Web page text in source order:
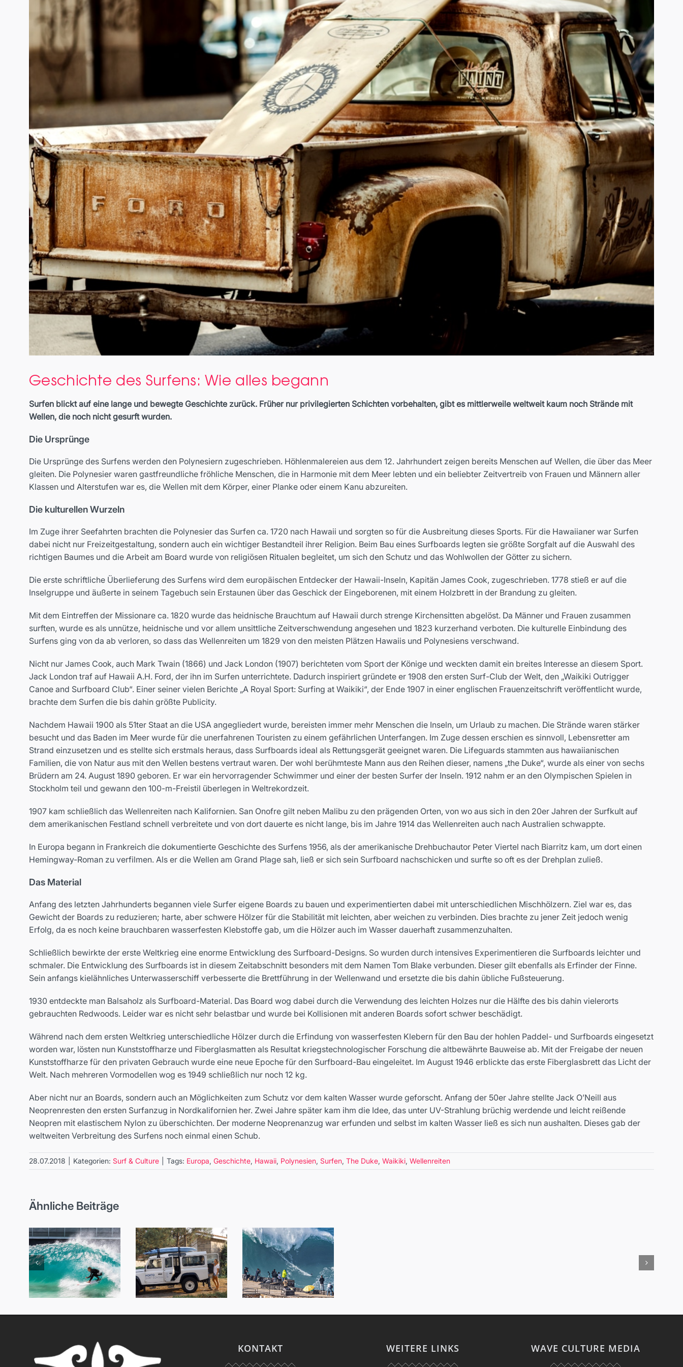
Geschichte des Surfens: Wie alles begann
Surfen blickt auf eine lange und bewegte Geschichte zurück. Früher nur privilegierten Schichten vorbehalten, gibt es mittlerweile weltweit kaum noch Strände mit
Wellen, die noch nicht gesurft wurden.
Die Ursprünge
Die Ursprünge des Surfens werden den Polynesiern zugeschrieben. Höhlenmalereien aus dem 12. Jahrhundert zeigen bereits Menschen auf Wellen, die über das Meer
gleiten. Die Polynesier waren gastfreundliche fröhliche Menschen, die in Harmonie mit dem Meer lebten und ein beliebter Zeitvertreib von Frauen und Männern aller
Klassen und Alterstufen war es, die Wellen mit dem Körper, einer Planke oder einem Kanu abzureiten.
Die kulturellen Wurzeln
Im Zuge ihrer Seefahrten brachten die Polynesier das Surfen ca. 1720 nach Hawaii und sorgten so für die Ausbreitung dieses Sports. Für die Hawaiianer war Surfen
dabei nicht nur Freizeitgestaltung, sondern auch ein wichtiger Bestandteil ihrer Religion. Beim Bau eines Surfboards legten sie größte Sorgfalt auf die Auswahl des
richtigen Baumes und die Arbeit am Board wurde von religiösen Ritualen begleitet, um sich den Schutz und das Wohlwollen der Götter zu sichern.
Die erste schriftliche Überlieferung des Surfens wird dem europäischen Entdecker der Hawaii-Inseln, Kapitän James Cook, zugeschrieben. 1778 stieß er auf die
Inselgruppe und äußerte in seinem Tagebuch sein Erstaunen über das Geschick der Eingeborenen, mit einem Holzbrett in der Brandung zu gleiten.
Mit dem Eintreffen der Missionare ca. 1820 wurde das heidnische Brauchtum auf Hawaii durch strenge Kirchensitten abgelöst. Da Männer und Frauen zusammen
surften, wurde es als unnütze, heidnische und vor allem unsittliche Zeitverschwendung angesehen und 1823 kurzerhand verboten. Die kulturelle Einbindung des
Surfens ging von da ab verloren, so dass das Wellenreiten um 1829 von den meisten Plätzen Hawaiis und Polynesiens verschwand.
Nicht nur James Cook, auch Mark Twain (1866) und Jack London (1907) berichteten vom Sport der Könige und weckten damit ein breites Interesse an diesem Sport.
Jack London traf auf Hawaii A.H. Ford, der ihn im Surfen unterrichtete. Dadurch inspiriert gründete er 1908 den ersten Surf-Club der Welt, den „Waikiki Outrigger
Canoe and Surfboard Club“. Einer seiner vielen Berichte „A Royal Sport: Surfing at Waikiki“, der Ende 1907 in einer englischen Frauenzeitschrift veröffentlicht wurde,
brachte dem Surfen die bis dahin größte Publicity.
Nachdem Hawaii 1900 als 51ter Staat an die USA angegliedert wurde, bereisten immer mehr Menschen die Inseln, um Urlaub zu machen. Die Strände waren stärker
besucht und das Baden im Meer wurde für die unerfahrenen Touristen zu einem gefährlichen Unterfangen. Im Zuge dessen erschien es sinnvoll, Lebensretter am
Strand einzusetzen und es stellte sich erstmals heraus, dass Surfboards ideal als Rettungsgerät geeignet waren. Die Lifeguards stammten aus hawaiianischen
Familien, die von Natur aus mit den Wellen bestens vertraut waren. Der wohl berühmteste Mann aus den Reihen dieser, namens „the Duke“, wurde als einer von sechs
Brüdern am 24. August 1890 geboren. Er war ein hervorragender Schwimmer und einer der besten Surfer der Inseln. 1912 nahm er an den Olympischen Spielen in
Stockholm teil und gewann den 100-m-Freistil überlegen in Weltrekordzeit.
1907 kam schließlich das Wellenreiten nach Kalifornien. San Onofre gilt neben Malibu zu den prägenden Orten, von wo aus sich in den 20er Jahren der Surfkult auf
dem amerikanischen Festland schnell verbreitete und von dort dauerte es nicht lange, bis im Jahre 1914 das Wellenreiten auch nach Australien schwappte.
In Europa begann in Frankreich die dokumentierte Geschichte des Surfens 1956, als der amerikanische Drehbuchautor Peter Viertel nach Biarritz kam, um dort einen
Hemingway-Roman zu verfilmen. Als er die Wellen am Grand Plage sah, ließ er sich sein Surfboard nachschicken und surfte so oft es der Drehplan zuließ.
Das Material
Anfang des letzten Jahrhunderts begannen viele Surfer eigene Boards zu bauen und experimentierten dabei mit unterschiedlichen Mischhölzern. Ziel war es, das
Gewicht der Boards zu reduzieren; harte, aber schwere Hölzer für die Stabilität mit leichten, aber weichen zu verbinden. Dies brachte zu jener Zeit jedoch wenig
Erfolg, da es noch keine brauchbaren wasserfesten Klebstoffe gab, um die Hölzer auch im Wasser dauerhaft zusammenzuhalten.
Schließlich bewirkte der erste Weltkrieg eine enorme Entwicklung des Surfboard-Designs. So wurden durch intensives Experimentieren die Surfboards leichter und
schmaler. Die Entwicklung des Surfboards ist in diesem Zeitabschnitt besonders mit dem Namen Tom Blake verbunden. Dieser gilt ebenfalls als Erfinder der Finne.
Sein anfangs kielähnliches Unterwasserschiff verbesserte die Brettführung in der Wellenwand und ersetzte die bis dahin übliche Fußsteuerung.
1930 entdeckte man Balsaholz als Surfboard-Material. Das Board wog dabei durch die Verwendung des leichten Holzes nur die Hälfte des bis dahin vielerorts
gebrauchten Redwoods. Leider war es nicht sehr belastbar und wurde bei Kollisionen mit anderen Boards sofort schwer beschädigt.
Während nach dem ersten Weltkrieg unterschiedliche Hölzer durch die Erfindung von wasserfesten Klebern für den Bau der hohlen Paddel- und Surfboards eingesetzt
worden war, lösten nun Kunststoffharze und Fiberglasmatten als Resultat kriegstechnologischer Forschung die altbewährte Bauweise ab. Mit der Freigabe der neuen
Kunststoffharze für den privaten Gebrauch wurde eine neue Epoche für den Surfboard-Bau eingeleitet. Im August 1946 erblickte das erste Fiberglasbrett das Licht der
Welt. Nach mehreren Vormodellen wog es 1949 schließlich nur noch 12 kg.
Aber nicht nur an Boards, sondern auch an Möglichkeiten zum Schutz vor dem kalten Wasser wurde geforscht. Anfang der 50er Jahre stellte Jack O’Neill aus
Neoprenresten den ersten Surfanzug in Nordkalifornien her. Zwei Jahre später kam ihm die Idee, das unter UV-Strahlung brüchig werdende und leicht reißende
Neopren mit elastischem Nylon zu überschichten. Der moderne Neoprenanzug war erfunden und selbst im kalten Wasser ließ es sich nun aushalten. Dieses gab der
weltweiten Verbreitung des Surfens noch einmal einen Schub.
28.07.2018 Kategorien: Surf & Culture Tags: Europa, Geschichte, Hawaii, Polynesien, Surfen, The Duke, Waikiki, Wellenreiten
Ähnliche Beiträge
Wavepools
und Surfparks
Sorgenfreier
alleinreisende
Surfen am
Limit – Big
Sebastian
KONTAKT WEITERE LINKS WAVE CULTURE MEDIA